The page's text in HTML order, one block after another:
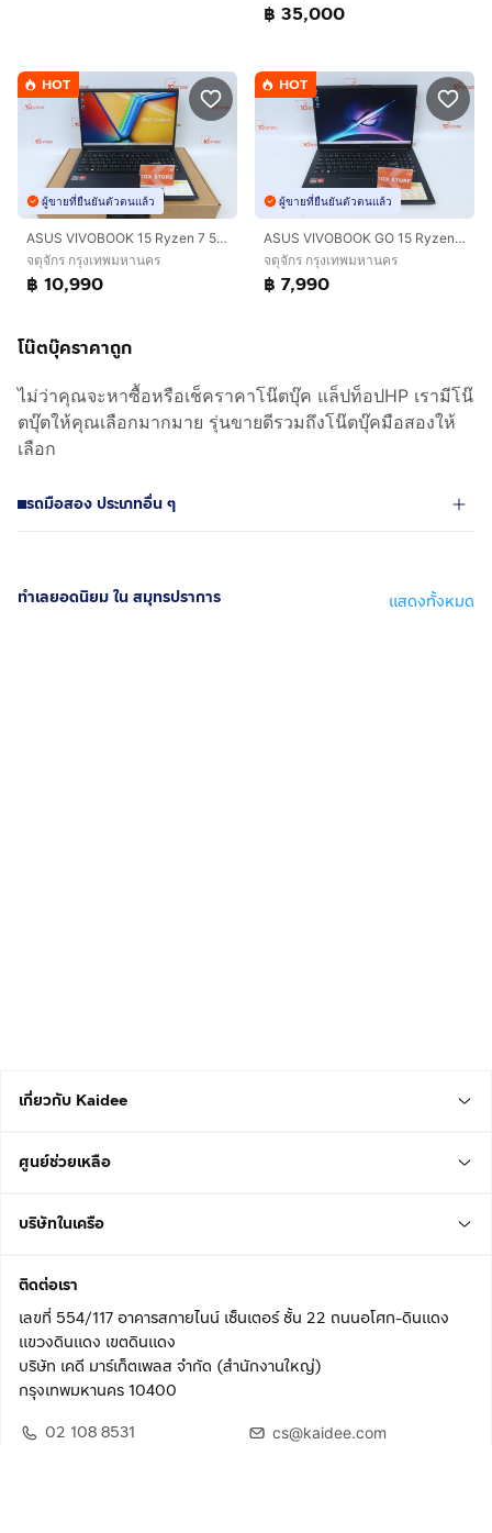
฿ 35,000
HOT
ผู้ขายที่ยืนยันตัวตนแล้ว
ASUS VIVOBOOK 15 Ryzen 7 5825U RAM16.512GB
จตุจักร กรุงเทพมหานคร
฿ 10,990
HOT
ผู้ขายที่ยืนยันตัวตนแล้ว
ASUS VIVOBOOK GO 15 Ryzen 5 7520U RAM8.512GB
จตุจักร กรุงเทพมหานคร
฿ 7,990
โน๊ตบุ๊คราคาถูก
ไม่ว่าคุณจะหาซื้อหรือเช็คราคาโน๊ตบุ๊ค แล็ปท็อปHP เรามีโน๊
ตบุ๊ตให้คุณเลือกมากมาย รุ่นขายดีรวมถึงโน๊ตบุ๊คมือสองให้
เลือก
รถมือสอง ประเภทอื่น ๆ
ทำเลยอดนิยม ใน สมุทรปราการ แสดงทั้งหมด
เกี่ยวกับ Kaidee
ศูนย์ช่วยเหลือ
บริษัทในเครือ
ติดต่อเรา
เลขที่ 554/117 อาคารสกายไนน์ เซ็นเตอร์ ชั้น 22 ถนนอโศก-ดินแดง
แขวงดินแดง เขตดินแดง
บริษัท เคดี มาร์เก็ตเพลส จำกัด (สำนักงานใหญ่)
กรุงเทพมหานคร 10400
02 108 8531
cs@kaidee.com